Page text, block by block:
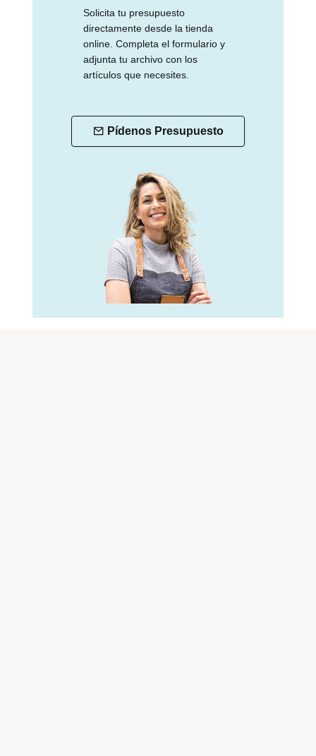
Solicita tu presupuesto
directamente desde la tienda
online. Completa el formulario y
adjunta tu archivo con los
artículos que necesites.
Pídenos Presupuesto